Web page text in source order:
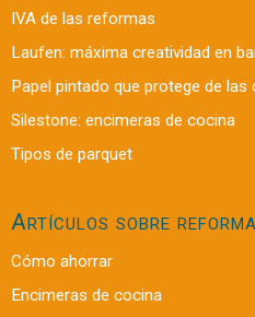
IVA de las reformas
Laufen: máxima creatividad en
Papel pintado que protege de
Silestone: encimeras de cocina
Tipos de parquet
Artículos sobre
Cómo ahorrar
Encimeras de cocina